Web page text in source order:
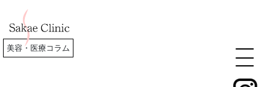
美容・医療コラム